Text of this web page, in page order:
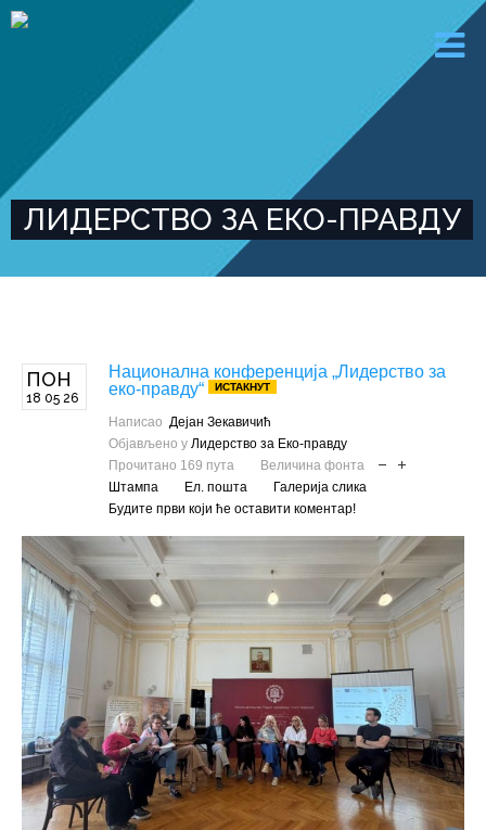
ЛИДЕРСТВО ЗА ЕКО-ПРАВДУ
ПОН
18 05 26
Националнa конференција „Лидерство за
еко-правду“
ИСТАКНУТ
Написао Дејан Зекавичић
Објављено у Лидерство за Еко-правду
Прочитано 169 пута
Величина фонта
Штампа
Ел. пошта
Галерија слика
Будите први који ће оставити коментар!